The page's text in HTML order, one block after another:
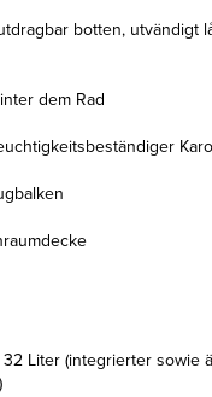
botten, utvändigt
dem Rad
Liter (integrierter sowie